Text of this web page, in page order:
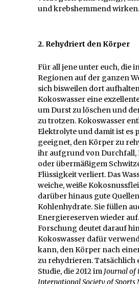
und krebshemmend wirken.
2. Rehydriert den Körper
Für all jene unter euch, die
Regionen auf der ganzen
sich bisweilen dort
Kokoswasser eine
um Durst zu löschen und
zu trotzen. Kokoswasser
Elektrolyte und damit ist es
geeignet, den Körper zu
ihr aufgrund von Durchfall,
oder übermäßigem
Flüssigkeit verliert. Das
weiche, weiße
darüber hinaus gute
Kohlenhydrate. Sie füllen
Energiereserven wieder
Forschung deutet darauf
Kokoswasser dafür
kann, den Körper nach
zu rehydrieren. Tatsächlich
Studie, die 2012 im Journal of
International Society of